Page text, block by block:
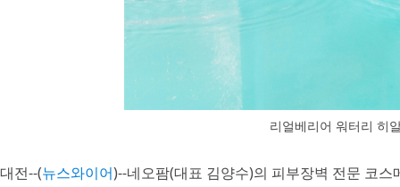
리얼베리어 워터리 히
대전--(뉴스와이어)--네오팜(대표 김양수)의 피부장벽 전문 코